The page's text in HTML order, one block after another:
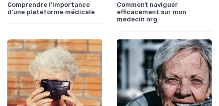
Comprendre l'importance
d'une plateforme médicale
Comment naviguer
efficacement sur mon
medecin org